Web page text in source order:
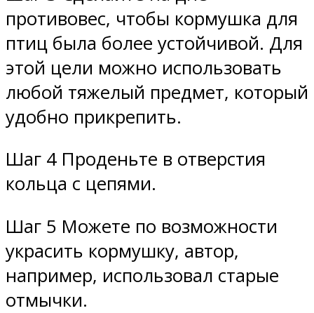
противовес, чтобы кормушка для
птиц была более устойчивой. Для
этой цели можно использовать
любой тяжелый предмет, который
удобно прикрепить.
Шаг 4 Проденьте в отверстия
кольца с цепями.
Шаг 5 Можете по возможности
украсить кормушку, автор,
например, использовал старые
отмычки.